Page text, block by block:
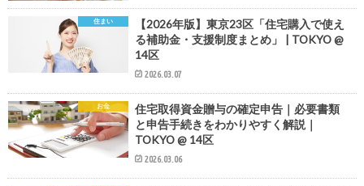
住まい
【2026年版】東京23区「住宅購入で使え
る補助金・支援制度まとめ」 | TOKYO @
14区
2026.03.07
お金
住宅取得資金贈与の確定申告｜必要書類
と申告手続きをわかりやすく解説｜
TOKYO @ 14区
2026.03.06